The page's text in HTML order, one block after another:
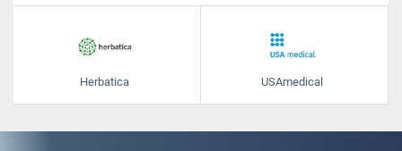
Herbatica USAmedical